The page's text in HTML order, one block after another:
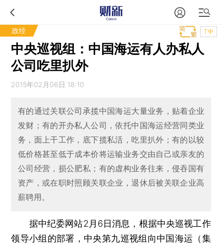
政经 T中
中央巡视组：中国海运有人办私人
公司吃里扒外
2015年02月06日 18:10
有的通过关联公司承揽中国海运大量业务，贴着企业
发财；有的开办私人公司，依托中国海运经营同类业
务，面上干工作，底下揽私活，吃里扒外；有的以较
低价格甚至低于成本价将运输业务交由自己或亲友的
公司经营，损公肥私；有的虚构业务往来，侵吞国有
资产，或在职时照顾关联企业，退休后被关联企业高
薪聘用。
据中纪委网站2月6日消息，根据中央巡视工作
领导小组的部署，中央第九巡视组向中国海运（集